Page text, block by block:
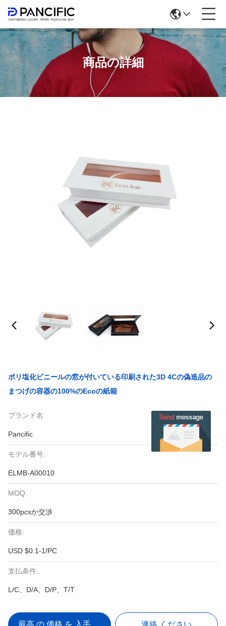
商品の詳細
ポリ塩化ビニールの窓が付いている印刷された3D 4Cの偽造品の
まつげの容器の100%のEcoの紙箱
ブランド名:
Pancific
モデル番号:
ELMB-A00010
MOQ:
300pcsか交渉
価格:
USD $0.1-1/PC
支払条件:
L/C、D/A、D/P、T/T
最高 の 価格 を 入手 する 連絡 ください